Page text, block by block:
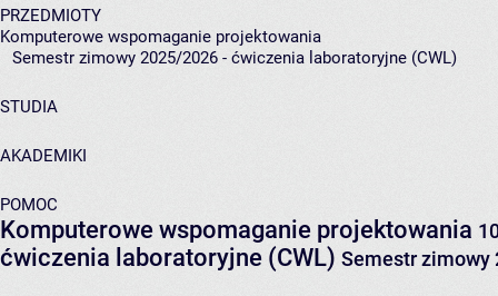
PRZEDMIOTY
Komputerowe wspomaganie projektowania
Semestr zimowy 2025/2026 - ćwiczenia laboratoryjne (CWL)
STUDIA
AKADEMIKI
POMOC
Komputerowe wspomaganie projektowania
ćwiczenia laboratoryjne (CWL) Semestr zimowy